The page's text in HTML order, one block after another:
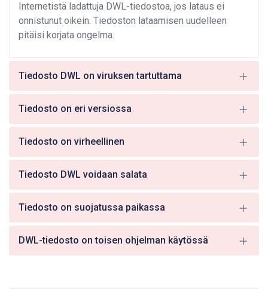
Internetistä ladattuja DWL-tiedostoa, jos lataus ei
onnistunut oikein. Tiedoston lataamisen uudelleen
pitäisi korjata ongelma.
Tiedosto DWL on viruksen tartuttama
Tiedosto on eri versiossa
Tiedosto on virheellinen
Tiedosto DWL voidaan salata
Tiedosto on suojatussa paikassa
DWL-tiedosto on toisen ohjelman käytössä